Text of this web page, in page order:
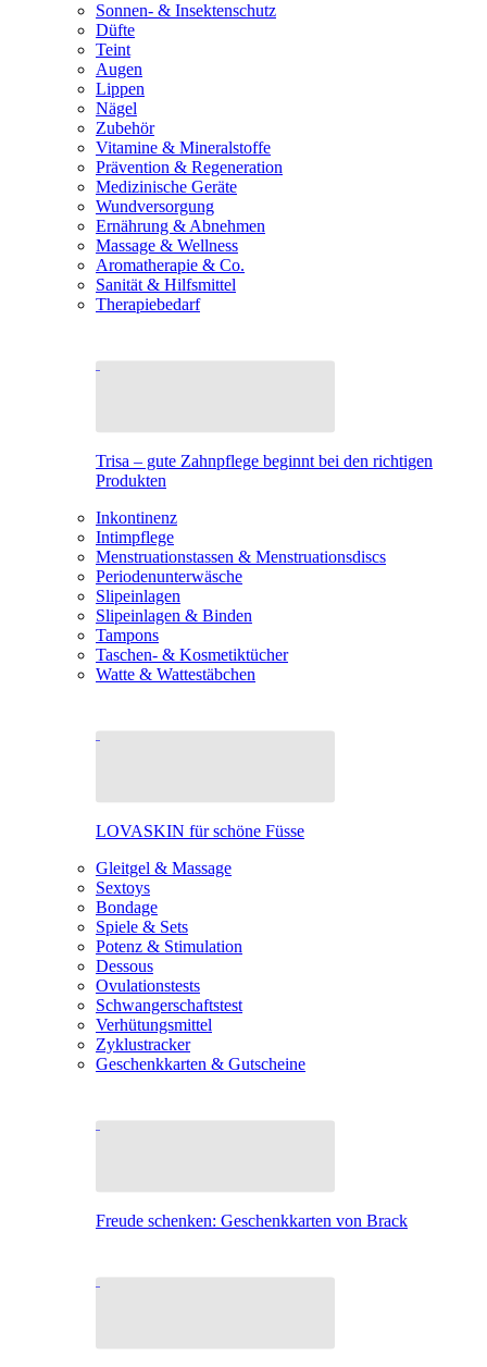
Sonnen- & Insektenschutz
Düfte
Teint
Augen
Lippen
Nägel
Zubehör
Vitamine & Mineralstoffe
Prävention & Regeneration
Medizinische Geräte
Wundversorgung
Ernährung & Abnehmen
Massage & Wellness
Aromatherapie & Co.
Sanität & Hilfsmittel
Therapiebedarf
Trisa – gute Zahnpflege beginnt bei den richtigen
Produkten
Inkontinenz
Intimpflege
Menstruationstassen & Menstruationsdiscs
Periodenunterwäsche
Slipeinlagen
Slipeinlagen & Binden
Tampons
Taschen- & Kosmetiktücher
Watte & Wattestäbchen
LOVASKIN für schöne Füsse
Gleitgel & Massage
Sextoys
Bondage
Spiele & Sets
Potenz & Stimulation
Dessous
Ovulationstests
Schwangerschaftstest
Verhütungsmittel
Zyklustracker
Geschenkkarten & Gutscheine
Freude schenken: Geschenkkarten von Brack